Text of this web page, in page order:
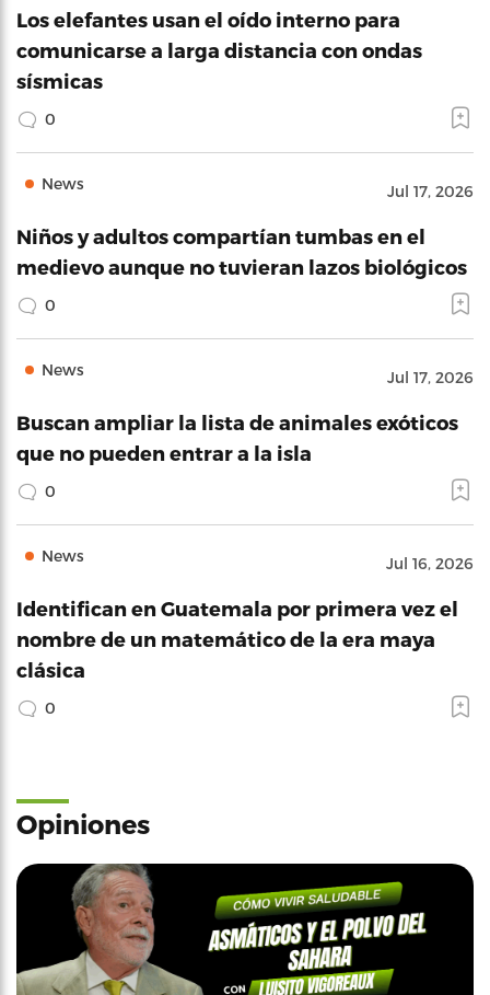
Los elefantes usan el oído interno para
comunicarse a larga distancia con ondas
sísmicas
0
News Jul 17, 2026
Niños y adultos compartían tumbas en el
medievo aunque no tuvieran lazos biológicos
0
News Jul 17, 2026
Buscan ampliar la lista de animales exóticos
que no pueden entrar a la isla
0
News Jul 16, 2026
Identifican en Guatemala por primera vez el
nombre de un matemático de la era maya
clásica
0
Opiniones